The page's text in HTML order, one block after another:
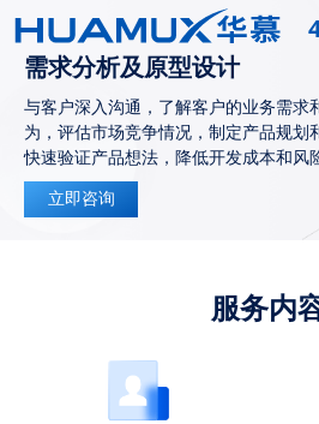
需求分析及原型设计
与客户深入沟通，了解客户的业务需求
为，评估市场竞争情况，制定产品规划
快速验证产品想法，降低开发成本和风
立即咨询
服务内